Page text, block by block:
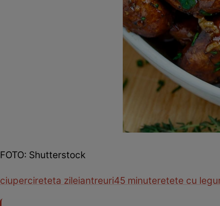
FOTO: Shutterstock
ciupercireteta zileiantreuri45 minuteretete cu